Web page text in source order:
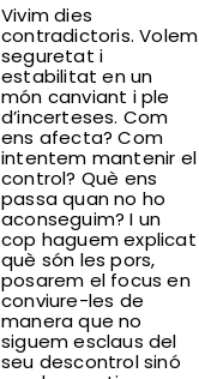
Vivim dies
contradictoris. Volem
seguretat i
estabilitat en un
món canviant i ple
d’incerteses. Com
ens afecta? Com
intentem mantenir el
control? Què ens
passa quan no ho
aconseguim? I un
cop haguem explicat
què són les pors,
posarem el focus en
conviure-les de
manera que no
siguem esclaus del
seu descontrol sinó